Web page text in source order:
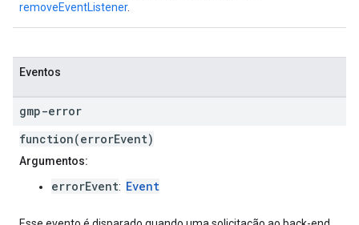
removeEventListener.
Eventos
gmp-error
function(errorEvent)
Argumentos:
errorEvent: Event